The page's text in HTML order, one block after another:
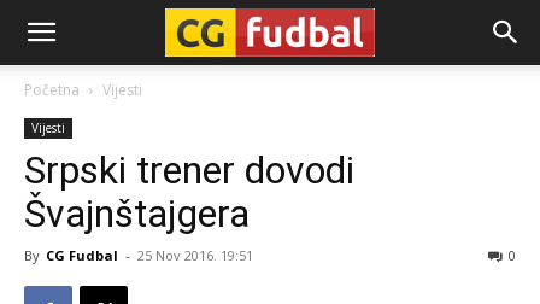
CG-
Fudbal
Početna Vijesti
Vijesti
Srpski trener dovodi
Švajnštajgera
By CG Fudbal - 25 Nov 2016. 19:51 0